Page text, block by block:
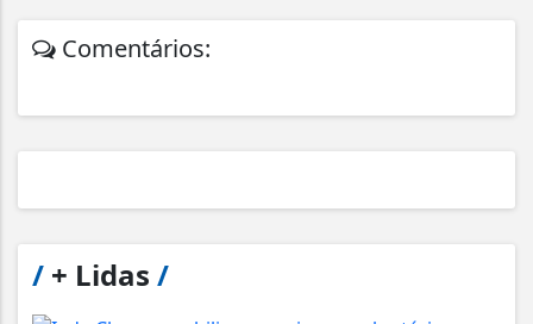
Comentários:
/ + Lidas /